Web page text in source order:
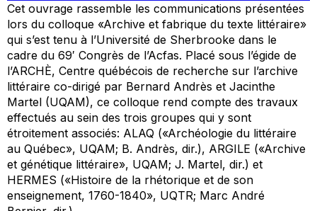
Cet ouvrage rassemble les communications présentées
lors du colloque «Archive et fabrique du texte littéraire»
qui s’est tenu à l’Université de Sherbrooke dans le
cadre du 69′ Congrès de l’Acfas. Placé sous l’égide de
l’ARCHÈ, Centre québécois de recherche sur l’archive
littéraire co-dirigé par Bernard Andrès et Jacinthe
Martel (UQAM), ce colloque rend compte des travaux
effectués au sein des trois groupes qui y sont
étroitement associés: ALAQ («Archéologie du littéraire
au Québec», UQAM; B. Andrès, dir.), ARGILE («Archive
et génétique littéraire», UQAM; J. Martel, dir.) et
HERMES («Histoire de la rhétorique et de son
enseignement, 1760-1840», UQTR; Marc André